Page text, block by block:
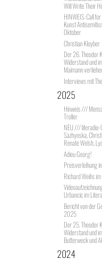
Will Write Their
HINWEIS: Call
Kunst
Oktober
Christian Kloyber
Der 26. Theodor
Widerstand und
Maimann
Interviews mit
2025
Hinweis ///
Troller
NEU ///
Sazhynska,
Renate Welsh,
Adieu Georg!
Preisverleihung
Richard Weihs
Urbancic im
Bericht von der
2025
Der 25. Theodor
Widerstand und
Butterweck und
2024